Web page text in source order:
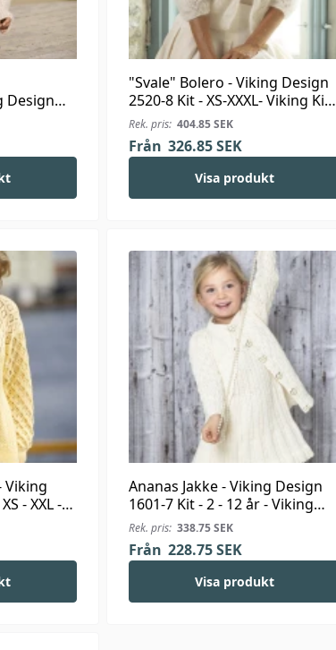
Design
"Svale" Bolero - Viking Design
2520-8 Kit - XS-XXXL- Viking Kid-
Silk
Rek. pris: 404.85SEK
Från 326.85SEK
Visa produkt
Viking
- XXL -
Ananas Jakke - Viking Design
1601-7 Kit - 2 - 12 år - Viking
Bjørk
Rek. pris: 338.75SEK
Från 228.75SEK
Visa produkt